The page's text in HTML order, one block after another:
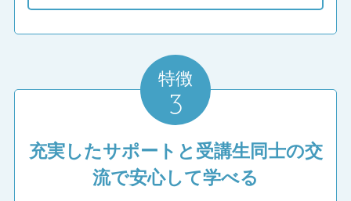
特徴
3
充実したサポートと受講生同士の交
流で安心して学べる